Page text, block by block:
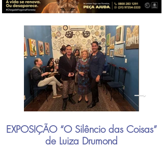
EXPOSIÇÃO “O Silêncio das Coisas”
de Luiza Drumond